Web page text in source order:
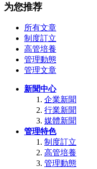
为您推荐
所有文章
制度訂立
高管培養
管理動態
管理文章
新聞中心
企業新聞
行業新聞
媒體新聞
管理特色
制度訂立
高管培養
管理動態